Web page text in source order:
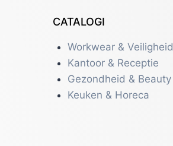
CATALOGI
Workwear & Veiligheid
Kantoor & Receptie
Gezondheid & Beauty
Keuken & Horeca